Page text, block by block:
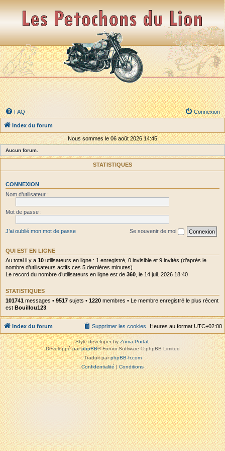
FAQ Connexion
Index du forum
Nous sommes le 06 août 2026 14:45
Aucun forum.
STATISTIQUES
CONNEXION
Nom d’utilisateur :
Mot de passe :
J’ai oublié mon mot de passe Se souvenir de moi
QUI EST EN LIGNE
Au total il y a 10 utilisateurs en ligne : 1 enregistré, 0 invisible et 9 invités (d’après le
nombre d’utilisateurs actifs ces 5 dernières minutes)
Le record du nombre d’utilisateurs en ligne est de 360 , le 14 juil. 2026 18:40
STATISTIQUES
101741 messages • 9517 sujets • 1220 membres • Le membre enregistré le plus récent
est Bouillou123
Index du forum Heures au format UTC+02:00
Supprimer les cookies
Style developer byZuma Portal,
Développé parphpBB® Forum Software © phpBB Limited
Traduit parphpBB-fr.com
Confidentialité|Conditions